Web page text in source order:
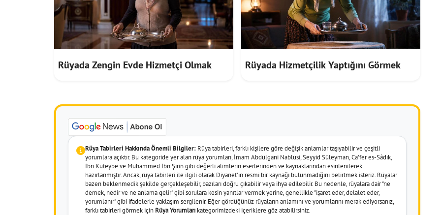
Rüyada Zengin Evde Hizmetçi Olmak Rüyada Hizmetçilik Yaptığını Görmek
Rüya Tabirleri Hakkında Önemli Bilgiler: Rüya tabirleri, farklı kişilere göre değişik anlamlar taşıyabilir ve çeşitli
yorumlara açıktır. Bu kategoride yer alan rüya yorumları, İmam Abdülgani Nablusi, Seyyid Süleyman, Ca'fer es-Sâdık,
İbn Kuteybe ve Muhammed İbn Şirin gibi değerli alimlerin eserlerinden ve kaynaklarından esinlenilerek
hazırlanmıştır. Ancak, rüya tabirleri ile ilgili olarak Diyanet'in resmi bir kaynağı bulunmadığını belirtmek isteriz. Rüyalar
bazen beklenmedik şekilde gerçekleşebilir, bazıları doğru çıkabilir veya ihya edilebilir. Bu nedenle, rüyalara dair "ne
demek, nedir ve ne anlama gelir" gibi sorulara kesin yanıtlar vermek yerine, genellikle "işaret eder, delalet eder,
yorumlanır" gibi ifadelerle yaklaşım sergilenir. Eğer gördüğünüz rüyaların anlamını ve yorumlarını merak ediyorsanız,
farklı tabirleri görmek için Rüya Yorumları kategorimizdeki içeriklere göz atabilirsiniz.